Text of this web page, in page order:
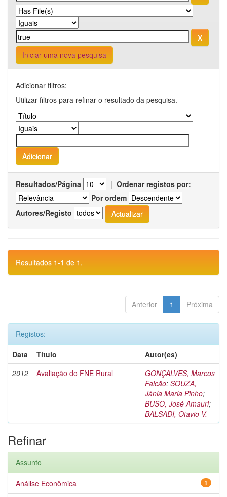
Iniciar uma nova pesquisa
Adicionar filtros:
Utilizar filtros para refinar o resultado da pesquisa.
Resultados/Página | Ordenar registos por:
Por ordem
Autores/Registo
Resultados 1-1 de 1.
Anterior 1 Próxima
Registos:
Data
Título
Autor(es)
2012
Avaliação do FNE Rural
GONÇALVES, Marcos
Falcão; SOUZA,
Jânia Maria Pinho;
BUSO, José Amauri;
BALSADI, Otavio V.
Refinar
Assunto
1
Análise Econômica